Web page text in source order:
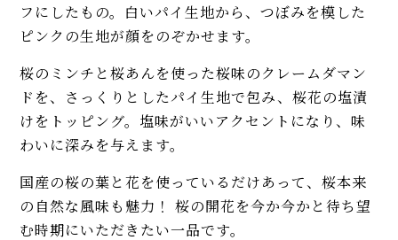
フにしたもの。白いパイ生地から、つぼみを模した
ピンクの生地が顔をのぞかせます。
桜のミンチと桜あんを使った桜味のクレームダマン
ドを、さっくりとしたパイ生地で包み、桜花の塩漬
けをトッピング。塩味がいいアクセントになり、味
わいに深みを与えます。
国産の桜の葉と花を使っているだけあって、桜本来
の自然な風味も魅力！ 桜の開花を今か今かと待ち望
む時期にいただきたい一品です。